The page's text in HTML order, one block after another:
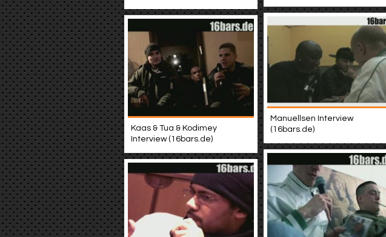
Manuellsen Interview
(16bars.de)
Kaas & Tua & Kodimey
Interview (16bars.de)